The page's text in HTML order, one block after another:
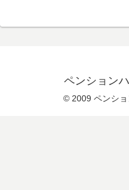
ペンション
© 2009 ペンショ